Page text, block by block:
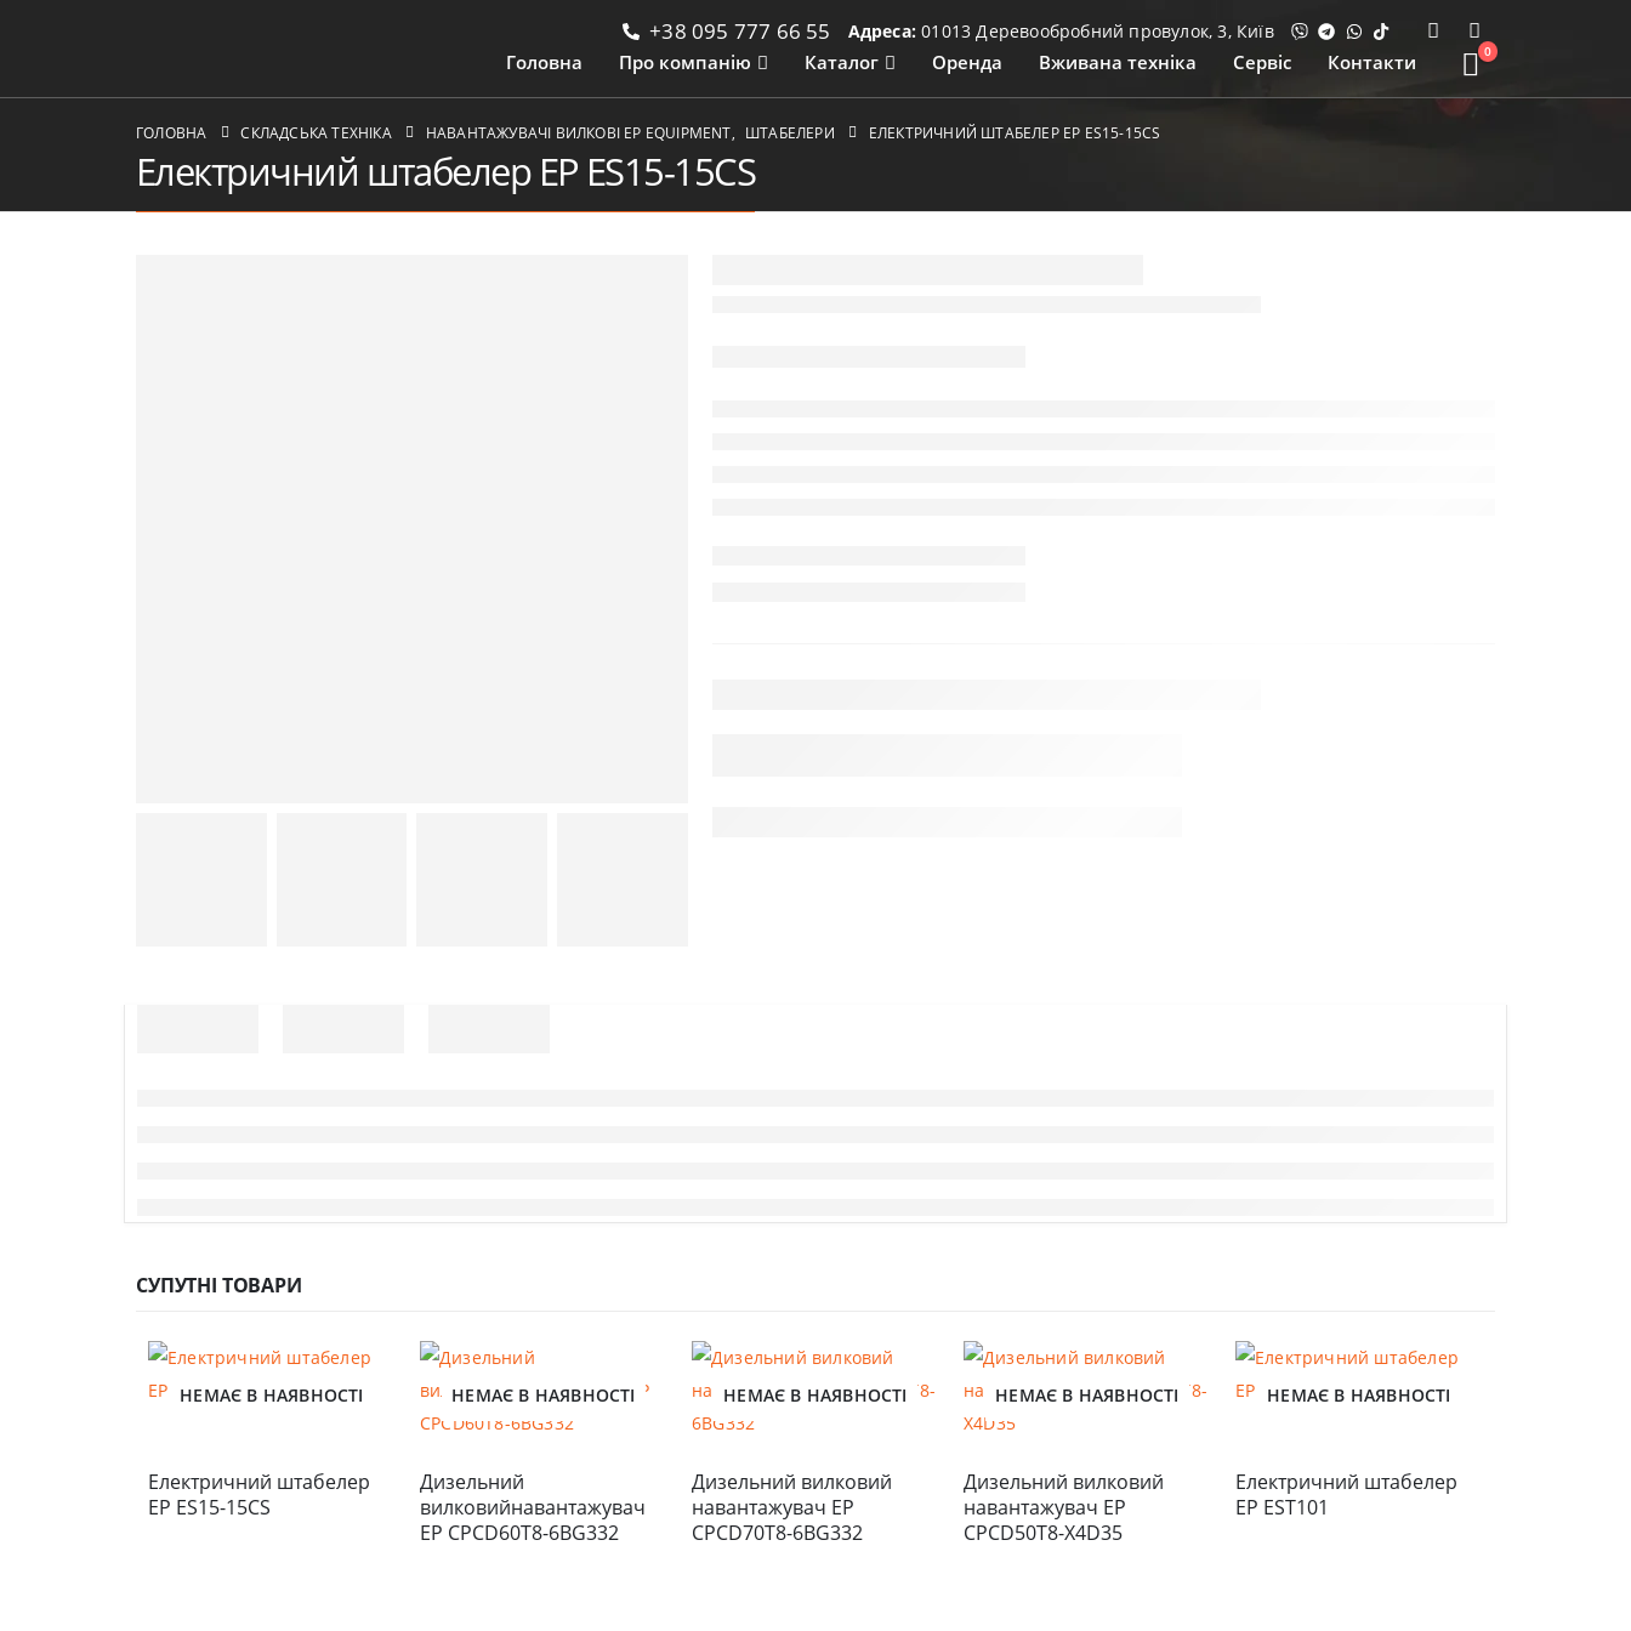
+38 095 777 66 55 Адреса: 01013 Деревообробний провулок, 3, Київ
Головна Про компанію Каталог Оренда Вживана техніка Сервіс Контакти 0
ГОЛОВНА СКЛАДСЬКА ТЕХНІКА НАВАНТАЖУВАЧІ ВИЛКОВІ ЕР EQUIPMENT, ШТАБЕЛЕРИ ЕЛЕКТРИЧНИЙ ШТАБЕЛЕР EP ES15-15CS
Електричний штабелер EP ES15-15CS
СУПУТНІ ТОВАРИ
НЕМАЄ В НАЯВНОСТІ
Електричний штабелер
EP ES15-15CS
НЕМАЄ В НАЯВНОСТІ
Дизельний
вилковийнавантажувач
EP CPCD60T8-6BG332
НЕМАЄ В НАЯВНОСТІ
Дизельний вилковий
навантажувач EP
CPCD70T8-6BG332
НЕМАЄ В НАЯВНОСТІ
Дизельний вилковий
навантажувач EP
CPCD50T8-X4D35
НЕМАЄ В НАЯВНОСТІ
Електричний штабелер
EP EST101